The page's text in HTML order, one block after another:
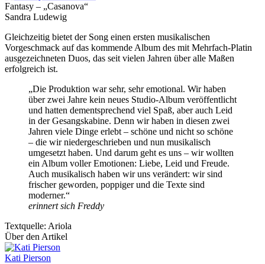
Fantasy – „Casanova“
Sandra Ludewig
Gleichzeitig bietet der Song einen ersten musikalischen
Vorgeschmack auf das kommende Album des mit Mehrfach-Platin
ausgezeichneten Duos, das seit vielen Jahren über alle Maßen
erfolgreich ist.
„Die Produktion war sehr, sehr emotional. Wir haben
über zwei Jahre kein neues Studio-Album veröffentlicht
und hatten dementsprechend viel Spaß, aber auch Leid
in der Gesangskabine. Denn wir haben in diesen zwei
Jahren viele Dinge erlebt – schöne und nicht so schöne
– die wir niedergeschrieben und nun musikalisch
umgesetzt haben. Und darum geht es uns – wir wollten
ein Album voller Emotionen: Liebe, Leid und Freude.
Auch musikalisch haben wir uns verändert: wir sind
frischer geworden, poppiger und die Texte sind
moderner.“
erinnert sich Freddy
Textquelle: Ariola
Über den Artikel
Kati Pierson